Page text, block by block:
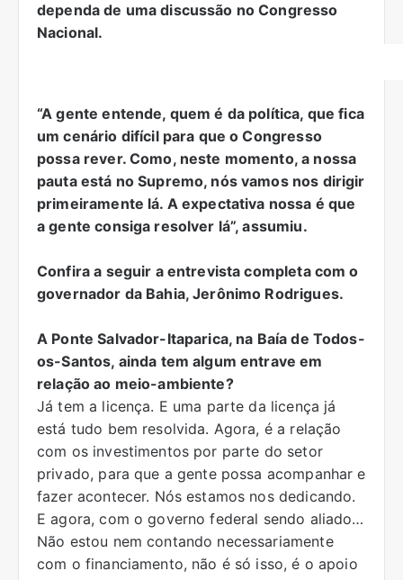
dependa de uma discussão no Congresso
Nacional.
“A gente entende, quem é da política, que fica
um cenário difícil para que o Congresso
possa rever. Como, neste momento, a nossa
pauta está no Supremo, nós vamos nos dirigir
primeiramente lá. A expectativa nossa é que
a gente consiga resolver lá”, assumiu.
Confira a seguir a entrevista completa com o
governador da Bahia, Jerônimo Rodrigues.
A Ponte Salvador-Itaparica, na Baía de Todos-
os-Santos, ainda tem algum entrave em
relação ao meio-ambiente?
Já tem a licença. E uma parte da licença já
está tudo bem resolvida. Agora, é a relação
com os investimentos por parte do setor
privado, para que a gente possa acompanhar e
fazer acontecer. Nós estamos nos dedicando.
E agora, com o governo federal sendo aliado…
Não estou nem contando necessariamente
com o financiamento, não é só isso, é o apoio